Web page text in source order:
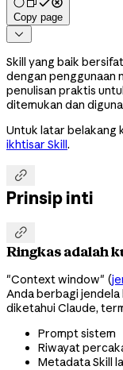
Copy page

Skill yang baik
dengan penggunaan
penulisan praktis
ditemukan dan
Untuk latar belakang
ikhtisar Skill.

Prinsip inti

Ringkas adalah
"Context window" (
Anda berbagi jendela
diketahui Claude,
Prompt sistem
Riwayat
Metadata Skill